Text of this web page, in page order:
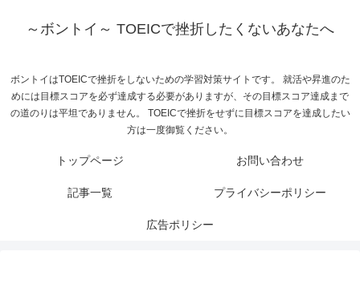
～ボントイ～ TOEICで挫折したくないあなたへ
ボントイはTOEICで挫折をしないための学習対策サイトです。 就活や昇進のた
めには目標スコアを必ず達成する必要がありますが、その目標スコア達成まで
の道のりは平坦でありません。 TOEICで挫折をせずに目標スコアを達成したい
方は一度御覧ください。
トップページ お問い合わせ
記事一覧 プライバシーポリシー
広告ポリシー